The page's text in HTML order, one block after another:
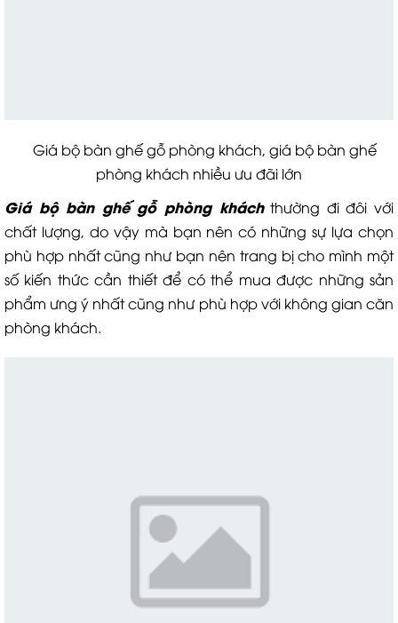
Giá bộ bàn ghế gỗ phòng khách, giá bộ bàn ghế
phòng khách nhiều ưu đãi lớn
Giá bộ bàn ghế gỗ phòng kháchthường đi đôi với
chất lượng, do vậy mà bạn nên có những sự lựa chọn
phù hợp nhất cũng như bạn nên trang bị cho mình một
số kiến thức cần thiết để có thể mua được những sản
phẩm ưng ý nhất cũng như phù hợp với không gian căn
phòng khách.